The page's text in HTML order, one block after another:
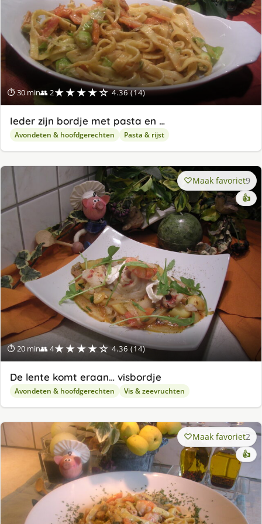
⏱ 30 min👥 2★★★★☆ 4.36 (14)
Ieder zijn bordje met pasta en …
Avondeten & hoofdgerechten Pasta & rijst
⏱ 20 min👥 4★★★★☆ 4.36 (14)
Maak favoriet9
👍
De lente komt eraan… visbordje
Avondeten & hoofdgerechten Vis & zeevruchten
Maak favoriet2
👍